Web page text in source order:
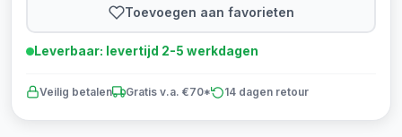
Toevoegen aan favorieten
Leverbaar: levertijd 2-5 werkdagen
Veilig betalen Gratis v.a. €70* 14 dagen retour